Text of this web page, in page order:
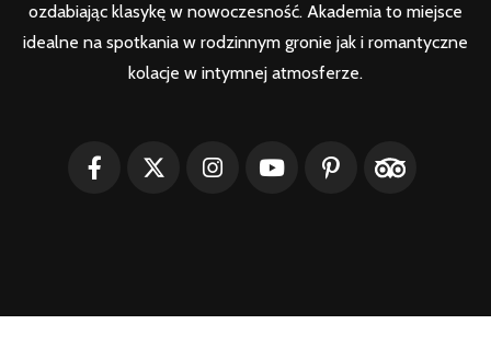
ozdabiając klasykę w nowoczesność. Akademia to miejsce
idealne na spotkania w rodzinnym gronie jak i romantyczne
kolacje w intymnej atmosferze.